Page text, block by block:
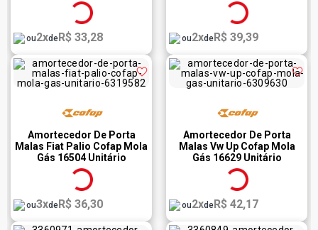
ou2xdeR$ 33,28 ou2xdeR$ 39,39
Amortecedor De Porta
Malas Fiat Palio Cofap Mola
Gás 16504 Unitário
ou3xdeR$ 36,30
Amortecedor De Porta
Malas Vw Up Cofap Mola
Gás 16629 Unitário
ou2xdeR$ 42,17